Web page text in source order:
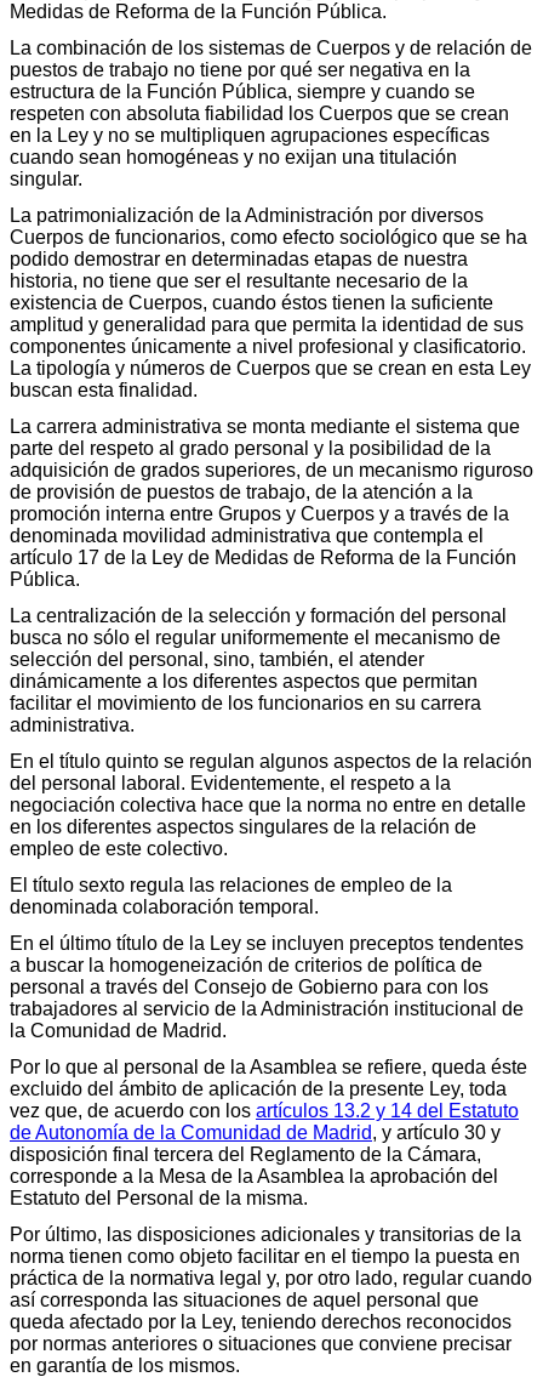
Medidas de Reforma de la Función Pública.
La combinación de los sistemas de Cuerpos y de relación de
puestos de trabajo no tiene por qué ser negativa en la
estructura de la Función Pública, siempre y cuando se
respeten con absoluta fiabilidad los Cuerpos que se crean
en la Ley y no se multipliquen agrupaciones específicas
cuando sean homogéneas y no exijan una titulación
singular.
La patrimonialización de la Administración por diversos
Cuerpos de funcionarios, como efecto sociológico que se ha
podido demostrar en determinadas etapas de nuestra
historia, no tiene que ser el resultante necesario de la
existencia de Cuerpos, cuando éstos tienen la suficiente
amplitud y generalidad para que permita la identidad de sus
componentes únicamente a nivel profesional y clasificatorio.
La tipología y números de Cuerpos que se crean en esta Ley
buscan esta finalidad.
La carrera administrativa se monta mediante el sistema que
parte del respeto al grado personal y la posibilidad de la
adquisición de grados superiores, de un mecanismo riguroso
de provisión de puestos de trabajo, de la atención a la
promoción interna entre Grupos y Cuerpos y a través de la
denominada movilidad administrativa que contempla el
artículo 17 de la Ley de Medidas de Reforma de la Función
Pública.
La centralización de la selección y formación del personal
busca no sólo el regular uniformemente el mecanismo de
selección del personal, sino, también, el atender
dinámicamente a los diferentes aspectos que permitan
facilitar el movimiento de los funcionarios en su carrera
administrativa.
En el título quinto se regulan algunos aspectos de la relación
del personal laboral. Evidentemente, el respeto a la
negociación colectiva hace que la norma no entre en detalle
en los diferentes aspectos singulares de la relación de
empleo de este colectivo.
El título sexto regula las relaciones de empleo de la
denominada colaboración temporal.
En el último título de la Ley se incluyen preceptos tendentes
a buscar la homogeneización de criterios de política de
personal a través del Consejo de Gobierno para con los
trabajadores al servicio de la Administración institucional de
la Comunidad de Madrid.
Por lo que al personal de la Asamblea se refiere, queda éste
excluido del ámbito de aplicación de la presente Ley, toda
vez que, de acuerdo con los artículos 13.2 y 14 del Estatuto
de Autonomía de la Comunidad de Madrid, y artículo 30 y
disposición final tercera del Reglamento de la Cámara,
corresponde a la Mesa de la Asamblea la aprobación del
Estatuto del Personal de la misma.
Por último, las disposiciones adicionales y transitorias de la
norma tienen como objeto facilitar en el tiempo la puesta en
práctica de la normativa legal y, por otro lado, regular cuando
así corresponda las situaciones de aquel personal que
queda afectado por la Ley, teniendo derechos reconocidos
por normas anteriores o situaciones que conviene precisar
en garantía de los mismos.